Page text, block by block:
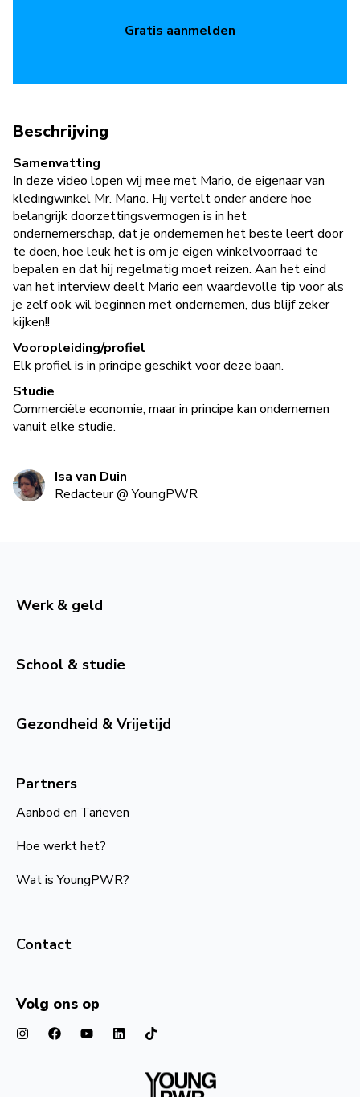
Gratis aanmelden
Beschrijving
Samenvatting
In deze video lopen wij mee met Mario, de eigenaar van
kledingwinkel Mr. Mario. Hij vertelt onder andere hoe
belangrijk doorzettingsvermogen is in het
ondernemerschap, dat je ondernemen het beste leert door
te doen, hoe leuk het is om je eigen winkelvoorraad te
bepalen en dat hij regelmatig moet reizen. Aan het eind
van het interview deelt Mario een waardevolle tip voor als
je zelf ook wil beginnen met ondernemen, dus blijf zeker
kijken!!
Vooropleiding/profiel
Elk profiel is in principe geschikt voor deze baan.
Studie
Commerciële economie, maar in principe kan ondernemen
vanuit elke studie.
Isa van Duin
Redacteur@YoungPWR
Werk & geld
School & studie
Gezondheid & Vrijetijd
Partners
Aanbod en Tarieven
Hoe werkt het?
Wat is YoungPWR?
Contact
Volg ons op